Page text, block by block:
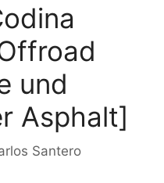
und
Asphalt]
Santero